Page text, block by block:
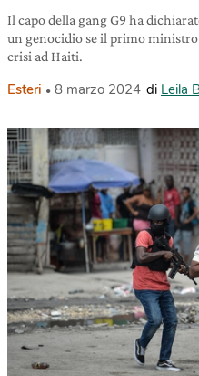
Il capo della gang G9 ha
un genocidio se il primo
crisi ad Haiti.
Esteri 8 marzo 2024 di Leila